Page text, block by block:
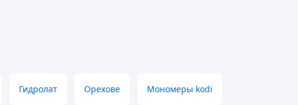
Гидролат Орехове Мономеры kodi